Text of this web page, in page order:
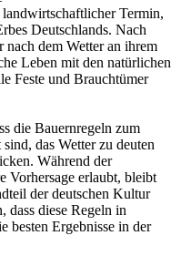
Termin,
Deutschlands. Nach
nach dem Wetter an ihrem
Leben mit den natürlichen
Feste und Brauchtümer
die Bauernregeln zum
das Wetter zu deuten
Während der
Vorhersage erlaubt, bleibt
der deutschen Kultur
dass diese Regeln in
besten Ergebnisse in der